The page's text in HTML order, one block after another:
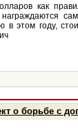
как
этом году,
о борьбе с